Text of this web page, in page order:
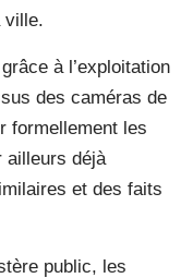
ville.
à l’exploitation
des caméras de
formellement les
ailleurs déjà
et des faits
public, les